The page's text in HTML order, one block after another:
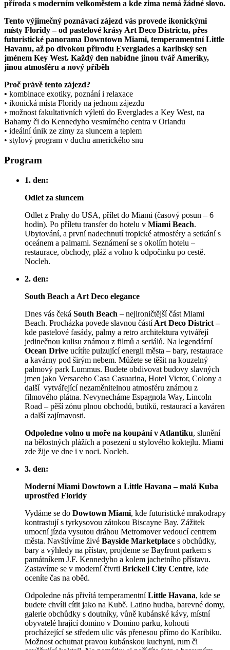
příroda s moderním velkoměstem a kde zima nemá žádné slovo.
Tento výjimečný poznávací zájezd vás provede ikonickými
místy Floridy – od pastelové krásy Art Deco Districtu, přes
futuristické panorama Downtown Miami, temperamentní Little
Havanu, až po divokou přírodu Everglades a karibský sen
jménem Key West. Každý den nabídne jinou tvář Ameriky,
jinou atmosféru a nový příběh
Proč právě tento zájezd?
• kombinace exotiky, poznání i relaxace
• ikonická místa Floridy na jednom zájezdu
• možnost fakultativních výletů do Everglades a Key West, na
Bahamy či do Kennedyho vesmírného centra v Orlandu
• ideální únik ze zimy za sluncem a teplem
• stylový program v duchu amerického snu
Program
1. den:
Odlet za sluncem
Odlet z Prahy do USA, přílet do Miami (časový posun – 6
hodin). Po příletu transfer do hotelu v Miami Beach.
Ubytování, a první nadechnutí tropické atmosféry a setkání s
oceánem a palmami. Seznámení se s okolím hotelu –
restaurace, obchody, pláž a volno k odpočinku po cestě.
Nocleh.
2. den:
South Beach a Art Deco elegance
Dnes vás čeká South Beach – nejironičtější část Miami
Beach. Procházka povede slavnou částíArt Deco District –
kde pastelové fasády, palmy a retro architektura vytvářejí
jedinečnou kulisu známou z filmů a seriálů. Na legendární
Ocean Drive ucítíte pulzující energii města – bary, restaurace
a kavárny pod širým nebem. Můžete se těšit na kouzelný
palmový park Lummus. Budete obdivovat budovy slavných
jmen jako Versaceho Casa Casuarina, Hotel Victor, Colony a
další vytvářející nezaměnitelnou atmosféru známou z
filmového plátna. Nevynecháme Espagnola Way, Lincoln
Road – pěší zónu plnou obchodů, butiků, restaurací a kaváren
a další zajímavosti.
Odpoledne volno u moře na koupání v Atlantiku, slunění
na bělostných plážích a posezení u stylového koktejlu. Miami
zde žije ve dne i v noci. Nocleh.
3. den:
Moderní Miami Dowtown a Little Havana – malá Kuba
uprostřed Floridy
Vydáme se do Dowtown Miami, kde futuristické mrakodrapy
kontrastují s tyrkysovou zátokou Biscayne Bay. Zážitek
umocní jízda vysutou dráhou Metromover vedoucí centrem
města. Navštívíme živé Bayside Marketplace s obchůdky,
bary a výhledy na přístav, projdeme se Bayfront parkem s
památníkem J.F. Kennedyho a kolem jachetního přístavu.
Zastavíme se v moderní čtvrti Brickell City Centre, kde
oceníte čas na oběd.
Odpoledne nás přivítá temperamentníLittle Havana, kde se
budete chvíli cítit jako na Kubě. Latino hudba, barevné domy,
galerie obchůdky s doutníky, vůně kubánské kávy, místní
obyvatelé hrající domino v Domino parku, kohouti
procházející se středem ulic vás přenesou přímo do Karibiku.
Možnost ochutnat pravou kubánskou kuchyni, rum či